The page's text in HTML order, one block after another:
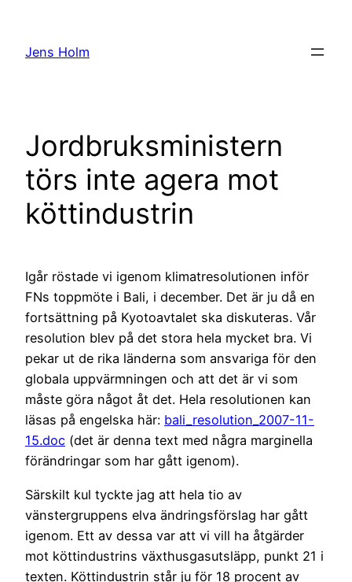
innehåll
Jens Holm
Jordbruksministern
törs inte agera mot
köttindustrin
Igår röstade vi igenom klimatresolutionen inför
FNs toppmöte i Bali, i december. Det är ju då en
fortsättning på Kyotoavtalet ska diskuteras. Vår
resolution blev på det stora hela mycket bra. Vi
pekar ut de rika länderna som ansvariga för den
globala uppvärmningen och att det är vi som
måste göra något åt det. Hela resolutionen kan
läsas på engelska här: bali_resolution_2007-11-
15.doc (det är denna text med några marginella
förändringar som har gått igenom).
Särskilt kul tyckte jag att hela tio av
vänstergruppens elva ändringsförslag har gått
igenom. Ett av dessa var att vi vill ha åtgärder
mot köttindustrins växthusgasutsläpp, punkt 21 i
texten. Köttindustrin står ju för 18 procent av